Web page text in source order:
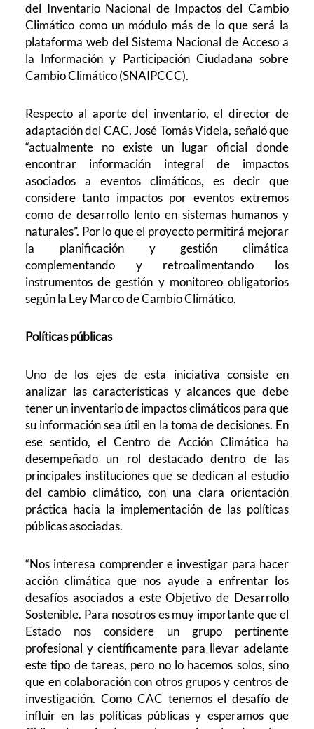
del Inventario Nacional de Impactos del Cambio
Climático como un módulo más de lo que será la
plataforma web del Sistema Nacional de Acceso a
la Información y Participación Ciudadana sobre
Cambio Climático (SNAIPCCC).
Respecto al aporte del inventario, el director de
adaptación del CAC, José Tomás Videla, señaló que
“actualmente no existe un lugar oficial donde
encontrar información integral de impactos
asociados a eventos climáticos, es decir que
considere tanto impactos por eventos extremos
como de desarrollo lento en sistemas humanos y
naturales”. Por lo que el proyecto permitirá mejorar
la planificación y gestión climática
complementando y retroalimentando los
instrumentos de gestión y monitoreo obligatorios
según la Ley Marco de Cambio Climático.
Políticas públicas
Uno de los ejes de esta iniciativa consiste en
analizar las características y alcances que debe
tener un inventario de impactos climáticos para que
su información sea útil en la toma de decisiones. En
ese sentido, el Centro de Acción Climática ha
desempeñado un rol destacado dentro de las
principales instituciones que se dedican al estudio
del cambio climático, con una clara orientación
práctica hacia la implementación de las políticas
públicas asociadas.
“Nos interesa comprender e investigar para hacer
acción climática que nos ayude a enfrentar los
desafíos asociados a este Objetivo de Desarrollo
Sostenible. Para nosotros es muy importante que el
Estado nos considere un grupo pertinente
profesional y científicamente para llevar adelante
este tipo de tareas, pero no lo hacemos solos, sino
que en colaboración con otros grupos y centros de
investigación. Como CAC tenemos el desafío de
influir en las políticas públicas y esperamos que